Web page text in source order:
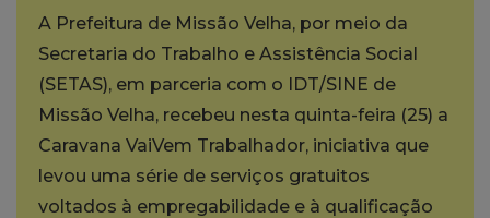
A Prefeitura de Missão Velha, por meio da
Secretaria do Trabalho e Assistência Social
(SETAS), em parceria com o IDT/SINE de
Missão Velha, recebeu nesta quinta-feira (25) a
Caravana VaiVem Trabalhador, iniciativa que
levou uma série de serviços gratuitos
voltados à empregabilidade e à qualificação